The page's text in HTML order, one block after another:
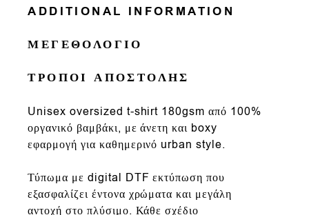
ADDITIONAL INFORMATION
ΜΕΓΕΘΟΛΟΓΙΟ
ΤΡΟΠΟΙ ΑΠΟΣΤΟΛΗΣ
Unisex oversized t-shirt 180gsmαπό 100%
οργανικό βαμβάκι, με άνετη και boxy
εφαρμογή για καθημερινό urban style.
Τύπωμα με digital DTF εκτύπωση που
εξασφαλίζει έντονα χρώματα και μεγάλη
αντοχή στο πλύσιμο. Κάθε σχέδιο